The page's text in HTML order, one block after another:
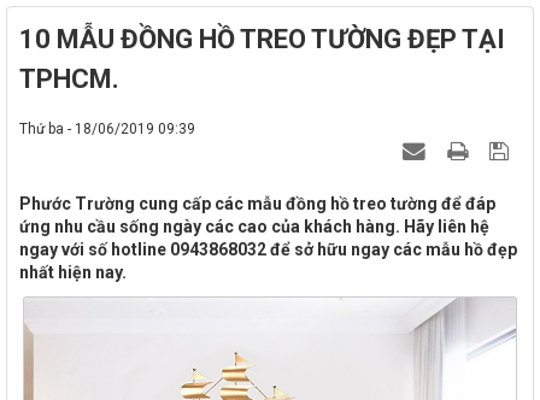
10 MẪU ĐỒNG HỒ TREO TƯỜNG ĐẸP TẠI
TPHCM.
Thứ ba - 18/06/2019 09:39
Phước Trường cung cấp các mẫu đồng hồ treo tường để đáp
ứng nhu cầu sống ngày các cao của khách hàng. Hãy liên hệ
ngay với số hotline 0943868032 để sở hữu ngay các mẫu hồ đẹp
nhất hiện nay.